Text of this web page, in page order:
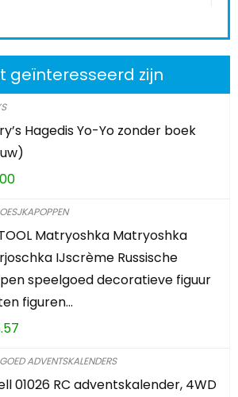
geïnteresseerd zijn
Hagedis Yo-Yo zonder boek
Matryoshka Matryoshka
IJscrème Russische
speelgoed decoratieve figuur
figuren…
ADVENTSKALENDERS
01026 RC adventskalender, 4WD